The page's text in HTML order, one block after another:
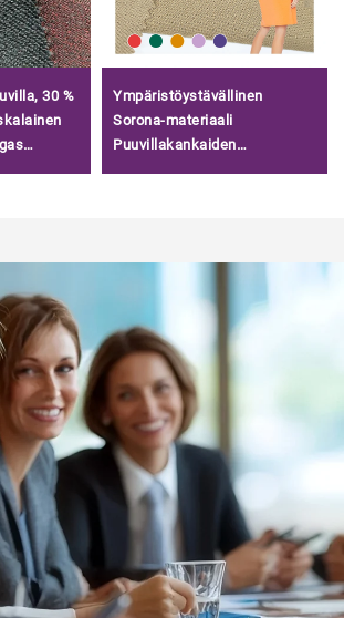
30 %
Ympäristöystävällinen
Sorona-materiaali
Puuvillakankaiden